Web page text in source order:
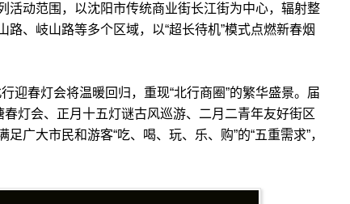
活动范围，以沈阳市传统商业街长江街为中心，辐射整
、岐山路等多个区域，以“超长待机”模式点燃新春烟
春灯会将温暖回归，重现“北行商圈”的繁华盛景。届
春灯会、正月十五灯谜古风巡游、二月二青年友好街区
广大市民和游客“吃、喝、玩、乐、购”的“五重需求”，